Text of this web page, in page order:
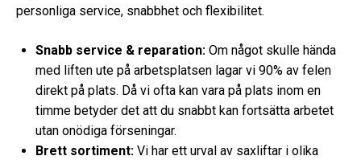
personliga service, snabbhet och flexibilitet.
Snabb service & reparation: Om något skulle hända
med liften ute på arbetsplatsen lagar vi 90% av felen
direkt på plats. Då vi ofta kan vara på plats inom en
timme betyder det att du snabbt kan fortsätta arbetet
utan onödiga förseningar.
Brett sortiment: Vi har ett urval av saxliftar i olika